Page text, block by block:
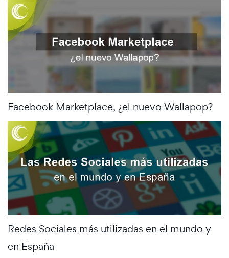
Facebook Marketplace, ¿el nuevo Wallapop?
Redes Sociales más utilizadas en el mundo y
en España